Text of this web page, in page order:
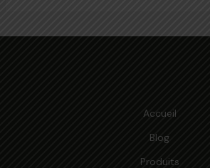
Accueil
Blog
Produits